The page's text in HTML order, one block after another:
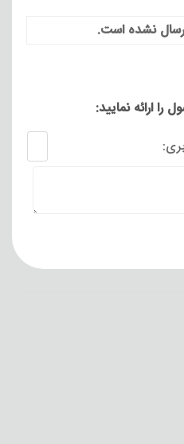
نشده است.
ارائه نمایید: